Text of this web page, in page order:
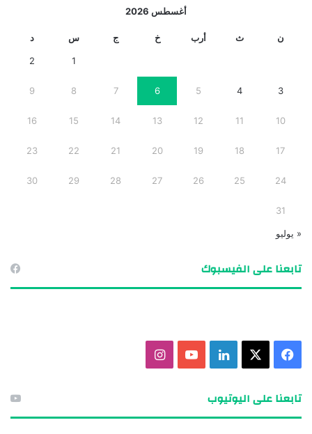
أغسطس 2026
ن ث أرب خ ج س د
1
2
3
4
5
6
7
8
9
10
11
12
13
14
15
16
17
18
19
20
21
22
23
24
25
26
27
28
29
30
31
« يوليو
تابعنا على الفيسبوك
تابعنا على اليوتيوب